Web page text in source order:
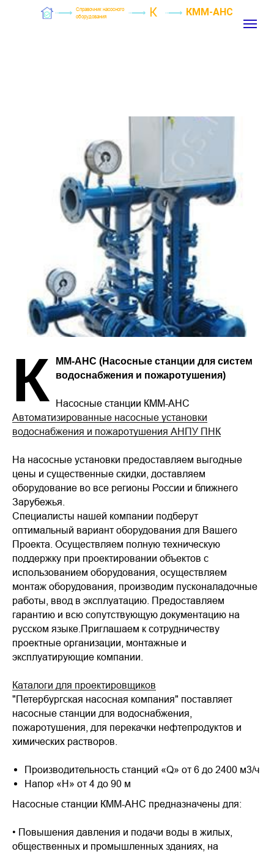
Справочник насосного
оборудования
К КММ-АНС
К
ММ-АНС (Насосные станции для систем
водоснабжения и пожаротушения)
Насосные станции КММ-АНС
Автоматизированные насосные установки
водоснабжения и пожаротушения АНПУ ПНК
На насосные установки предоставляем выгодные
цены и существенные скидки, доставляем
оборудование во все регионы России и ближнего
Зарубежья.
Специалисты нашей компании подберут
оптимальный вариант оборудования для Вашего
Проекта. Осуществляем полную техническую
поддержку при проектировании объектов с
использованием оборудования, осуществляем
монтаж оборудования, производим пусконаладочные
работы, ввод в эксплуатацию. Предоставляем
гарантию и всю сопутствующую документацию на
русском языке.Приглашаем к сотрудничеству
проектные организации, монтажные и
эксплуатирующие компании.
Каталоги для проектировщиков
"Петербургская насосная компания" поставляет
насосные станции для водоснабжения,
пожаротушения, для перекачки нефтепродуктов и
химических растворов.
Производительность станций «Q» от 6 до 2400 м3/ч
Напор «Н» от 4 до 90 м
Насосные станции КММ-АНС предназначены для:
• Повышения давления и подачи воды в жилых,
общественных и промышленных зданиях, на